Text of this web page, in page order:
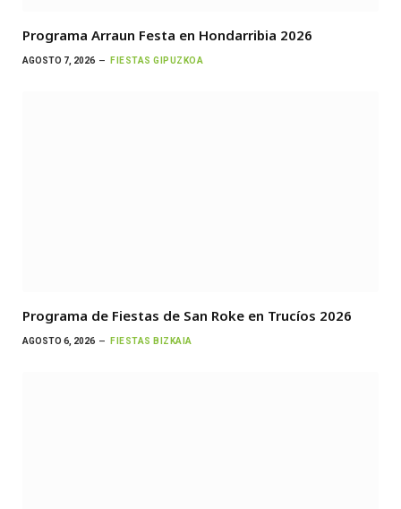
Programa Arraun Festa en Hondarribia 2026
AGOSTO 7, 2026 FIESTAS GIPUZKOA
Programa de Fiestas de San Roke en Trucíos 2026
AGOSTO 6, 2026 FIESTAS BIZKAIA